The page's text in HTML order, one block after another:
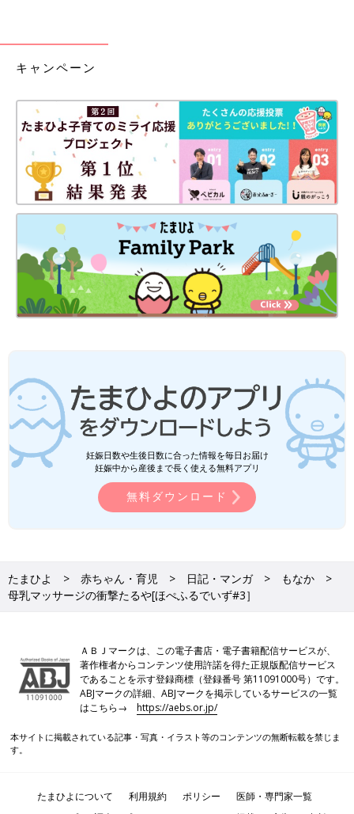
想像を超える衝撃を伝えたいあまり、見たことない表現になって
しまいました（笑）
なんというか、確かにかなり痛かったんですけど、過ぎ去るのが
速すぎて、いっっったー！！！！ って感覚が来る頃には、もう
いなくなってたんです……
思わず世界最速の姿が頭をよぎりました。
(皆さん、どういうことやねんってつっこんでもらえれば嬉しい
キャンペーン
妊娠日数や生後日数に合った情報を毎日お届け
妊娠中から産後まで長く使える無料アプリ
無料ダウンロード
たまひよ 赤ちゃん・育児 日記・マンガ
もなか
母乳マッサージの衝撃たるや[ほぺふるでいず#3］
ＡＢＪマークは、この電子書店・電子書籍配信サービスが、
著作権者からコンテンツ使用許諾を得た正規版配信サービス
であることを示す登録商標（登録番号 第11091000号）です。
ABJマークの詳細、ABJマークを掲示しているサービスの一覧
はこちら→https://aebs.or.jp/
本サイトに掲載されている記事・写真・イラスト等のコンテンツの無断転載を禁じま
す。
たまひよについて 利用規約 ポリシー
医師・専門家一覧